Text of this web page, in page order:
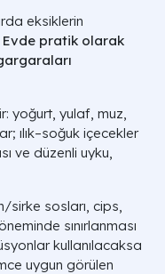
eksiklerin
Evde pratik olarak
yoğurt, yulaf, muz,
ılık–soğuk içecekler
ve düzenli uyku,
sirke sosları, cips,
sınırlanması
kullanılacaksa
uygun görülen